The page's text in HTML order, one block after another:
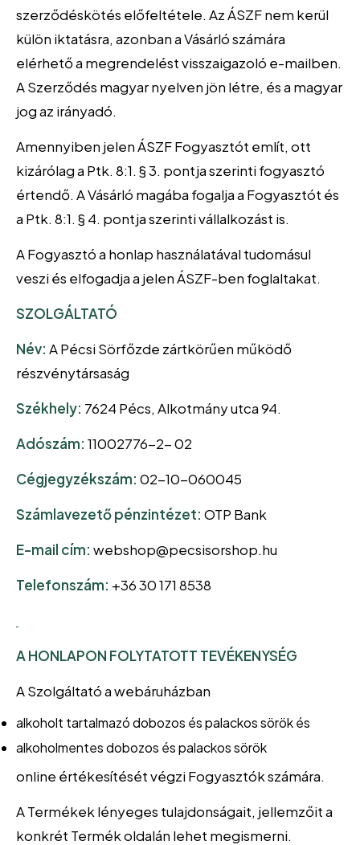
szerződéskötés előfeltétele. Az ÁSZF nem kerül
külön iktatásra, azonban a Vásárló számára
elérhető a megrendelést visszaigazoló e-mailben.
A Szerződés magyar nyelven jön létre, és a magyar
jog az irányadó.
Amennyiben jelen ÁSZF Fogyasztót említ, ott
kizárólag a Ptk. 8:1. § 3. pontja szerinti fogyasztó
értendő. A Vásárló magába fogalja a Fogyasztót és
a Ptk. 8:1. § 4. pontja szerinti vállalkozást is.
A Fogyasztó a honlap használatával tudomásul
veszi és elfogadja a jelen ÁSZF-ben foglaltakat.
SZOLGÁLTATÓ
Név: A Pécsi Sörfőzde zártkörűen működő
részvénytársaság
Székhely: 7624 Pécs, Alkotmány utca 94.
Adószám: 11002776-2- 02
Cégjegyzékszám: 02-10-060045
Számlavezető pénzintézet: OTP Bank
E-mail cím: webshop@pecsisorshop.hu
Telefonszám: +36 30 171 8538
A HONLAPON FOLYTATOTT TEVÉKENYSÉG
A Szolgáltató a webáruházban
alkoholt tartalmazó dobozos és palackos sörök és
alkoholmentes dobozos és palackos sörök
online értékesítését végzi Fogyasztók számára.
A Termékek lényeges tulajdonságait, jellemzőit a
konkrét Termék oldalán lehet megismerni.